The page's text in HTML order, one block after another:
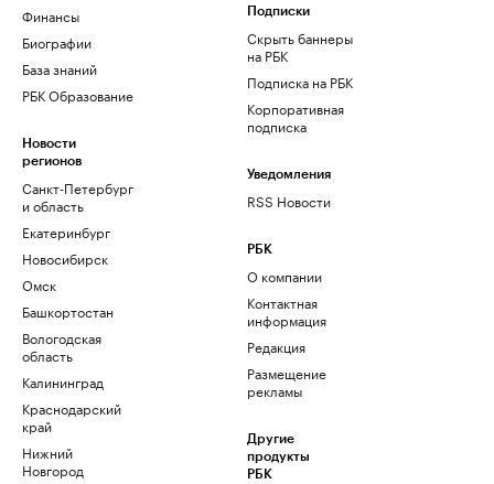
Финансы
Биографии
База знаний
РБК Образование
Новости
регионов
Санкт-Петербург
и область
Екатеринбург
Новосибирск
Омск
Башкортостан
Вологодская
область
Калининград
Краснодарский
край
Нижний
Новгород
Подписки
Скрыть баннеры
на РБК
Подписка на РБК
Корпоративная
подписка
Уведомления
RSS Новости
РБК
О компании
Контактная
информация
Редакция
Размещение
рекламы
Другие
продукты
РБК